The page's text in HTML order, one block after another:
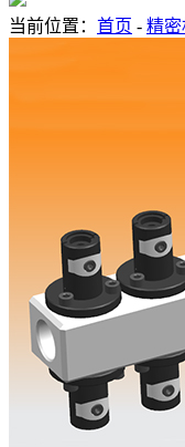
当前位置： 首页 - 精